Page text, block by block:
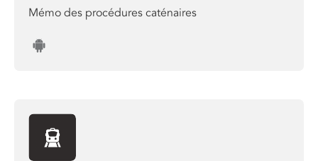
Mémo des procédures caténaires